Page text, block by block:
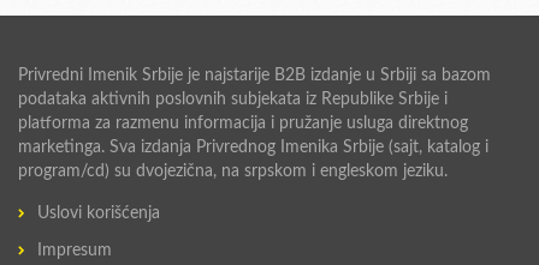
Privredni Imenik Srbije je najstarije B2B izdanje u Srbiji sa bazom
podataka aktivnih poslovnih subjekata iz Republike Srbije i
platforma za razmenu informacija i pružanje usluga direktnog
marketinga. Sva izdanja Privrednog Imenika Srbije (sajt, katalog i
program/cd) su dvojezična, na srpskom i engleskom jeziku.
Uslovi korišćenja
Impresum